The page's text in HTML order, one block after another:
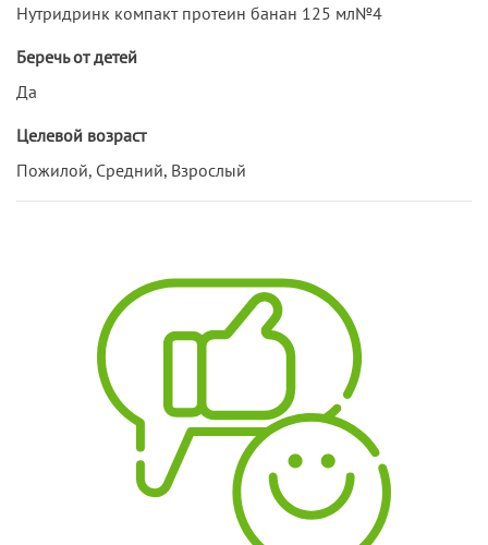
Нутридринк компакт протеин банан 125 мл№4
Беречь от детей
Да
Целевой возраст
Пожилой, Средний, Взрослый